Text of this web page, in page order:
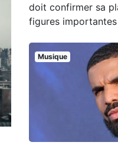
doit confirmer sa
figures
Musique